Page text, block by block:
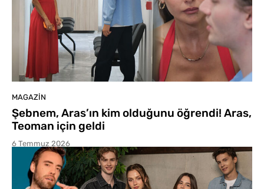
MAGAZIN
Şebnem, Aras’ın kim olduğunu öğrendi! Aras,
Teoman için geldi
6 Temmuz 2026